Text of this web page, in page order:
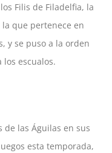
Filis de Filadelfia, la
que pertenece en
y se puso a la orden
escualos.
de las Águilas en sus
esta temporada,